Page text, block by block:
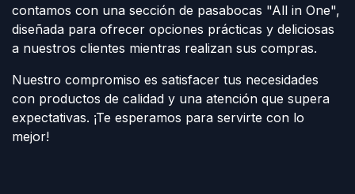
contamos con una sección de pasabocas "All in One",
diseñada para ofrecer opciones prácticas y deliciosas
a nuestros clientes mientras realizan sus compras.
Nuestro compromiso es satisfacer tus necesidades
con productos de calidad y una atención que supera
expectativas. ¡Te esperamos para servirte con lo
mejor!